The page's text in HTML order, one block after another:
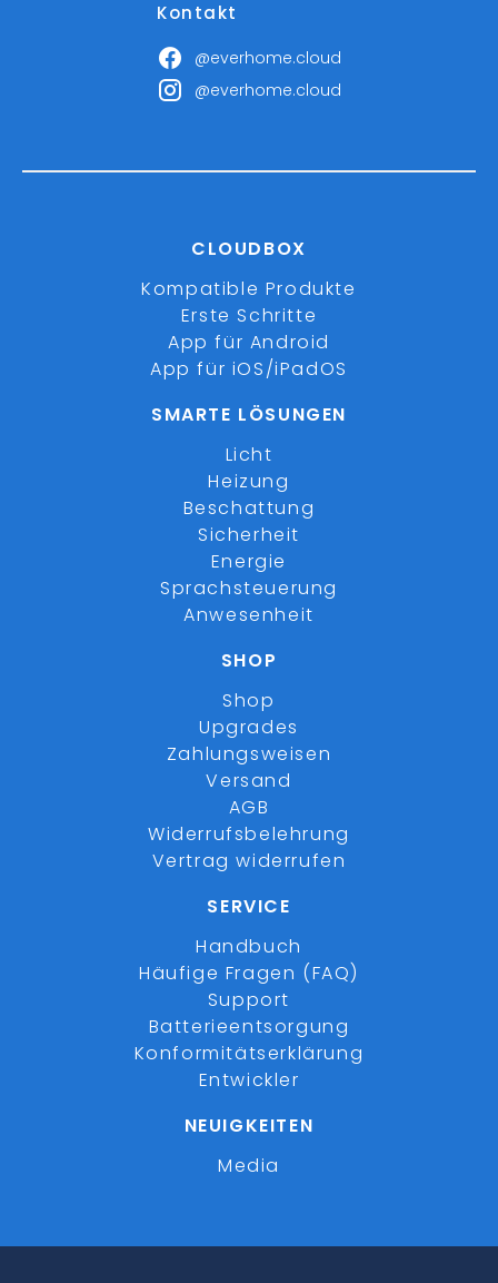
Kontakt
@everhome.cloud
@everhome.cloud
CLOUDBOX
Kompatible Produkte
Erste Schritte
App für Android
App für iOS/iPadOS
SMARTE LÖSUNGEN
Licht
Heizung
Beschattung
Sicherheit
Energie
Sprachsteuerung
Anwesenheit
SHOP
Shop
Upgrades
Zahlungsweisen
Versand
AGB
Widerrufsbelehrung
Vertrag widerrufen
SERVICE
Handbuch
Häufige Fragen (FAQ)
Support
Batterieentsorgung
Konformitätserklärung
Entwickler
NEUIGKEITEN
Media